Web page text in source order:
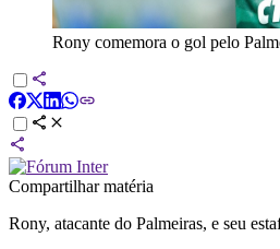
Rony comemora o gol pelo
Compartilhar matéria
Rony, atacante do Palmeiras, e seu